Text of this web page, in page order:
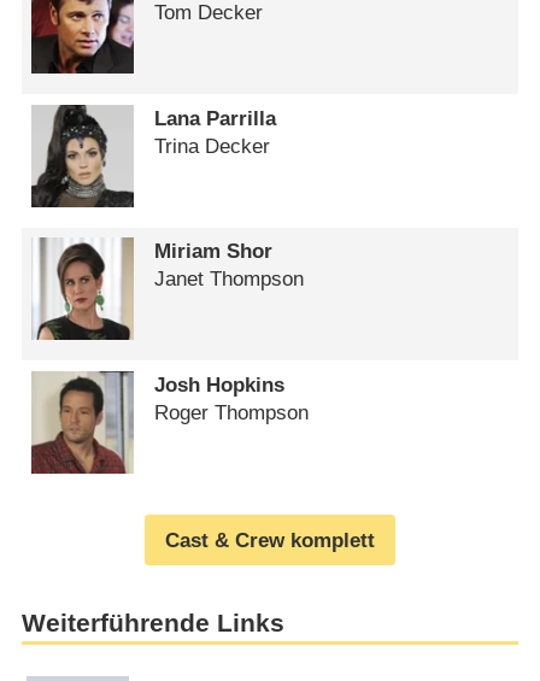
Tom Decker
Lana Parrilla
Trina Decker
Miriam Shor
Janet Thompson
Josh Hopkins
Roger Thompson
Cast & Crew komplett
Weiterführende Links